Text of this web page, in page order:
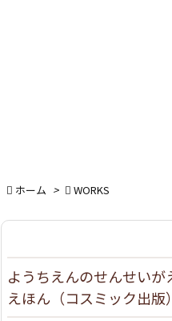
 ホーム >  WORKS
ようちえんのせんせい
えほん（コスミック出版）